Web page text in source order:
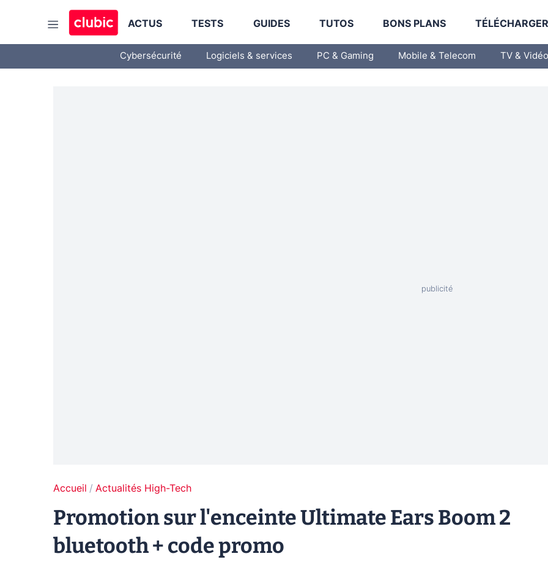
ACTUS TESTS GUIDES TUTOS BONS PLANS
Cybersécurité Logiciels & services PC & Gaming Mobile & Telecom TV & Vidéo
Accueil Actualités High-Tech
Promotion sur l'enceinte Ultimate Ears Boom 2
bluetooth + code promo